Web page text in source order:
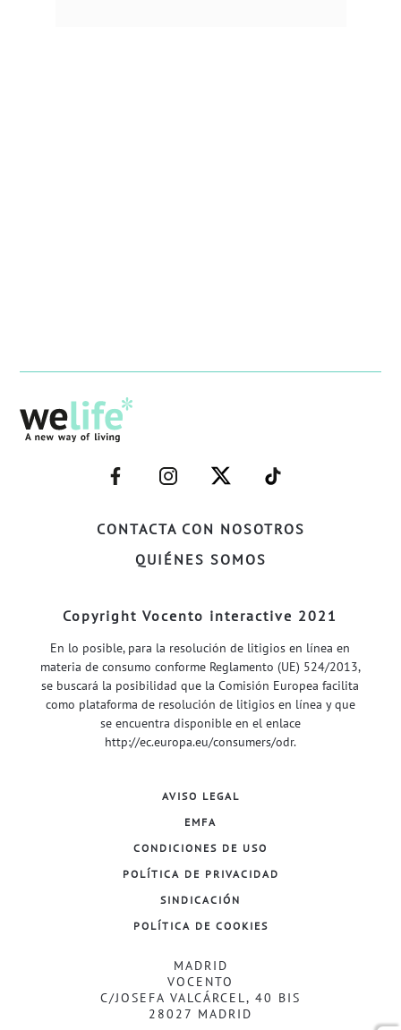
CONTACTA CON NOSOTROS
QUIÉNES SOMOS
–
FACEBOOK–
–
INSTAGRAM–
–
TWITTER–
–
WELIFE–
Copyright Vocento interactive 2021
En lo posible, para la resolución de litigios en línea en
materia de consumo conforme Reglamento (UE) 524/2013,
se buscará la posibilidad que la Comisión Europea facilita
como plataforma de resolución de litigios en línea y que
se encuentra disponible en el enlace
http://ec.europa.eu/consumers/odr.
AVISO LEGAL
EMFA
CONDICIONES DE USO
POLÍTICA DE PRIVACIDAD
SINDICACIÓN
POLÍTICA DE COOKIES
MADRID
VOCENTO
C/JOSEFA VALCÁRCEL, 40 BIS
28027 MADRID